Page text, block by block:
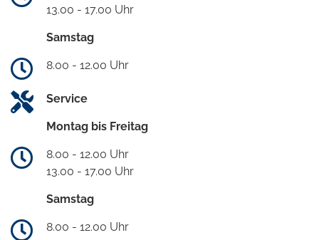
13.00 - 17.00 Uhr
Samstag
8.00 - 12.00 Uhr
Service
Montag bis Freitag
8.00 - 12.00 Uhr
13.00 - 17.00 Uhr
Samstag
8.00 - 12.00 Uhr